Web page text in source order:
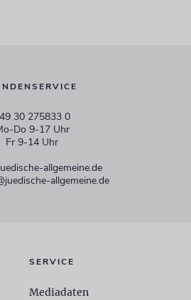
30 275833 0
Do 9-17 Uhr
Fr 9-14 Uhr
allgemeine.de
allgemeine.de
SERVICE
Mediadaten